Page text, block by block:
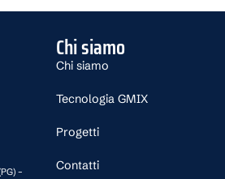
–
Chi siamo
Chi siamo
Tecnologia GMIX
Progetti
Contatti